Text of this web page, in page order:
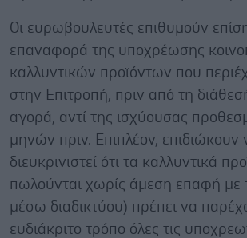
Οι ευρωβουλευτές επιθυμούν
επαναφορά της υποχρέωσης
καλλυντικών προϊόντων που
στην Επιτροπή, πριν από τη
αγορά, αντί της ισχύουσας
μηνών πριν. Επιπλέον, επιδιώκουν
διευκρινιστεί ότι τα καλλυντικά
πωλούνται χωρίς άμεση επαφή με
μέσω διαδικτύου) πρέπει να
ευδιάκριτο τρόπο όλες τις